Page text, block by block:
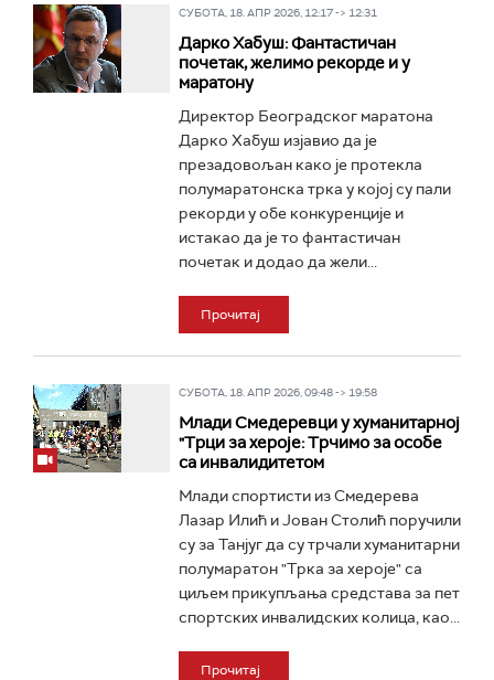
СУБОТА, 18. АПР 2026, 12:17 -> 12:31
Дарко Хабуш: Фантастичан
почетак, желимо рекорде и у
маратону
Директор Београдског маратона
Дарко Хабуш изјавио да је
презадовољан како је протекла
полумаратонска трка у којој су пали
рекорди у обе конкуренције и
истакао да је то фантастичан
почетак и додао да жели...
Прочитај
СУБОТА, 18. АПР 2026, 09:48 -> 19:58
Млади Смедеревци у хуманитарној
"Трци за хероје: Трчимо за особе
са инвалидитетом
Млади спортисти из Смедерева
Лазар Илић и Јован Столић поручили
су за Танјуг да су трчали хуманитарни
полумаратон "Трка за хероје" са
циљем прикупљања средстава за пет
спортских инвалидских колица, као...
Прочитај